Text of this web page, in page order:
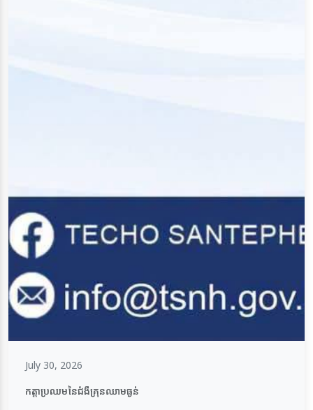
July 30, 2026
កត្តាប្រឈមនៃជំងឺគ្រុនឈាមធ្ងន់